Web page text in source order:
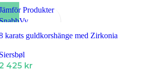
Produkter
till i Favoriter
karats guldkorshänge med Zirkonia
425 kr